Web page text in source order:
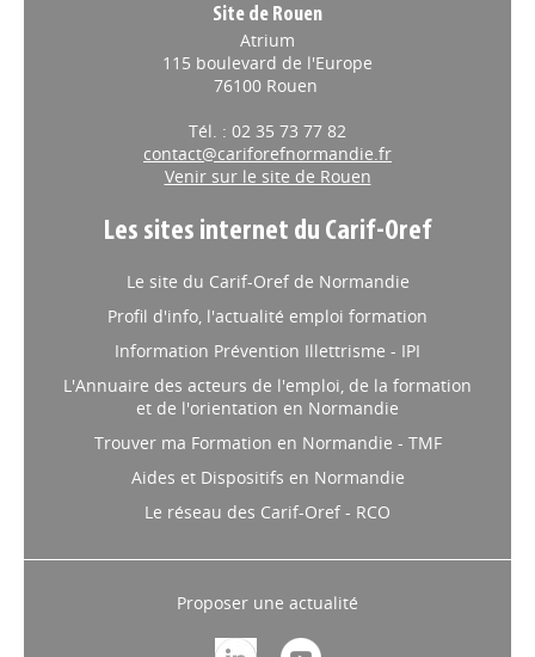
Site de Rouen
Atrium
115 boulevard de l'Europe
76100 Rouen
Tél. : 02 35 73 77 82
contact@cariforefnormandie.fr
Venir sur le site de Rouen
Les sites internet du Carif-Oref
Le site du Carif-Oref de Normandie
Profil d'info, l'actualité emploi formation
Information Prévention Illettrisme - IPI
L'Annuaire des acteurs de l'emploi, de la formation
et de l'orientation en Normandie
Trouver ma Formation en Normandie - TMF
Aides et Dispositifs en Normandie
Le réseau des Carif-Oref - RCO
Proposer une actualité